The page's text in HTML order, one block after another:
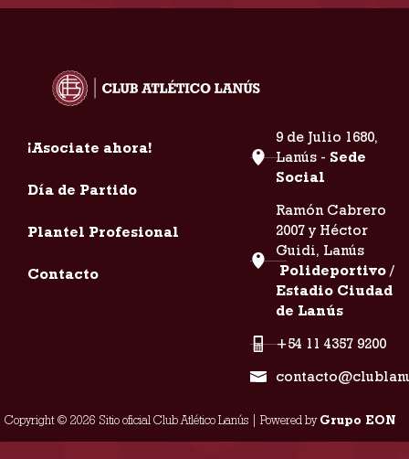
¡Asociate ahora!
Día de Partido
Plantel Profesional
Contacto
9 de Julio 1680,
Lanús - Sede
Social
Ramón Cabrero
2007 y Héctor
Guidi, Lanús
Polideportivo /
Estadio Ciudad
de Lanús
+54 11 4357 9200
Copyright © 2026 Sitio oficial Club Atlético Lanús | Powered byGrupo EON